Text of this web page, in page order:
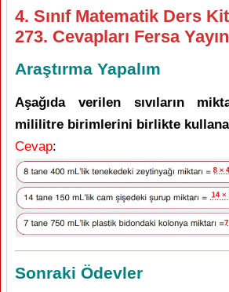
4. Sınıf Matematik Ders
273. Cevapları Fersa
Araştırma Yapalım
Aşağıda verilen sıvıların
mililitre birimlerini birlikte
Cevap:
Sonraki Ödevler